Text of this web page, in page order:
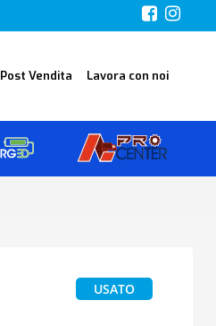
Post Vendita Lavora con noi
USATO